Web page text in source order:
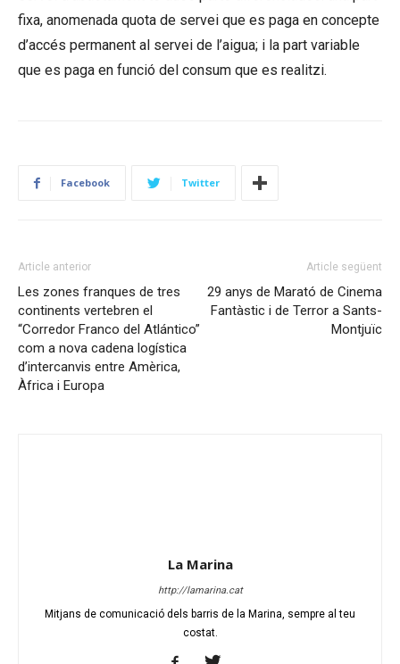
fixa, anomenada quota de servei que es paga en concepte
d’accés permanent al servei de l’aigua; i la part variable
que es paga en funció del consum que es realitzi.
Facebook Twitter
Article anterior
Les zones franques de tres
continents vertebren el
“Corredor Franco del Atlántico”
com a nova cadena logística
d’intercanvis entre Amèrica,
Àfrica i Europa
Article següent
29 anys de Marató de Cinema
Fantàstic i de Terror a Sants-
Montjuïc
La Marina
http://lamarina.cat
Mitjans de comunicació dels barris de la Marina, sempre al teu
costat.